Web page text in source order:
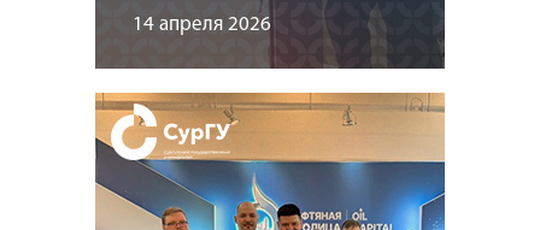
14 апреля 2026